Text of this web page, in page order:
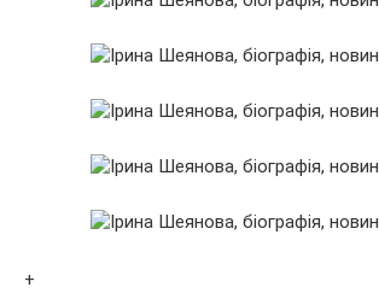
+